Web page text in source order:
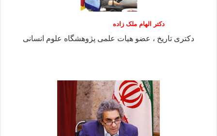
دکتر الهام ملک زاده
دکتری تاریخ ، عضو هیات علمی پژوهشگاه علوم انسانی